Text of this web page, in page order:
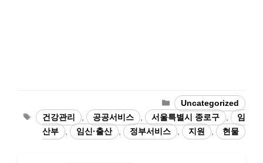
Categories
Uncategorized
Tags건강관리 공공서비스 서울특별시 종로구
임
산부
임신·출산 정부서비스 지원 현물